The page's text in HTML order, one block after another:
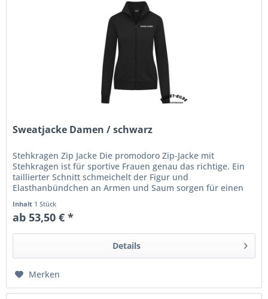
Sweatjacke Damen / schwarz
Stehkragen Zip Jacke Die promodoro Zip-Jacke mit
Stehkragen ist für sportive Frauen genau das richtige. Ein
taillierter Schnitt schmeichelt der Figur und
Elasthanbündchen an Armen und Saum sorgen für einen
Inhalt 1 Stück
ab 53,50 € *
Details
Merken